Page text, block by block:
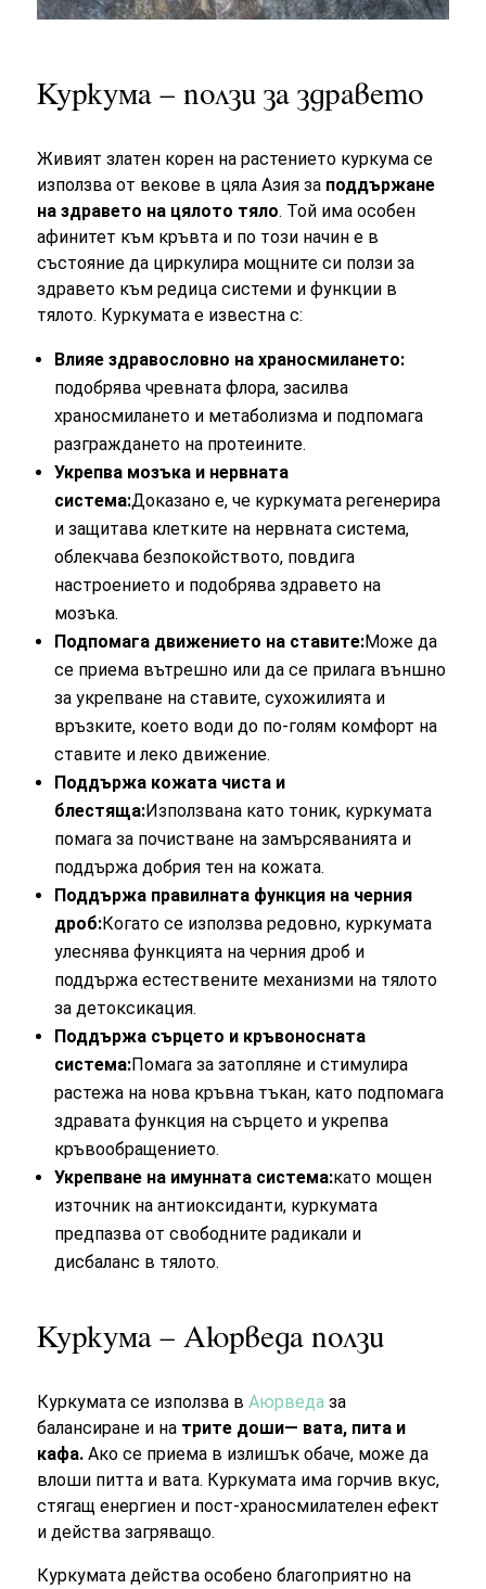
Куркума – ползи за здравето
Живият златен корен на растението куркума се
използва от векове в цяла Азия за поддържане
на здравето на цялото тяло. Той има особен
афинитет към кръвта и по този начин е в
състояние да циркулира мощните си ползи за
здравето към редица системи и функции в
тялото. Куркумата е известна с:
Влияе здравословно на храносмилането:
подобрява чревната флора, засилва
храносмилането и метаболизма и подпомага
разграждането на протеините.
Укрепва мозъка и нервната
система:Доказано е, че куркумата регенерира
и защитава клетките на нервната система,
облекчава безпокойството, повдига
настроението и подобрява здравето на
мозъка.
Подпомага движението на ставите:Може да
се приема вътрешно или да се прилага външно
за укрепване на ставите, сухожилията и
връзките, което води до по-голям комфорт на
ставите и леко движение.
Поддържа кожата чиста и
блестяща:Използвана като тоник, куркумата
помага за почистване на замърсяванията и
поддържа добрия тен на кожата.
Поддържа правилната функция на черния
дроб:Когато се използва редовно, куркумата
улеснява функцията на черния дроб и
поддържа естествените механизми на тялото
за детоксикация.
Поддържа сърцето и кръвоносната
система:Помага за затопляне и стимулира
растежа на нова кръвна тъкан, като подпомага
здравата функция на сърцето и укрепва
кръвообращението.
Укрепване на имунната система:като мощен
източник на антиоксиданти, куркумата
предпазва от свободните радикали и
дисбаланс в тялото.
Куркума – Аюрведа ползи
Куркумата се използва вАюрведа за
балансиране и на трите доши— вата, пита и
кафа. Ако се приема в излишък обаче, може да
влоши питта и вата. Куркумата има горчив вкус,
стягащ енергиен и пост-храносмилателен ефект
и действа загряващо.
Куркумата действа особено благоприятно на